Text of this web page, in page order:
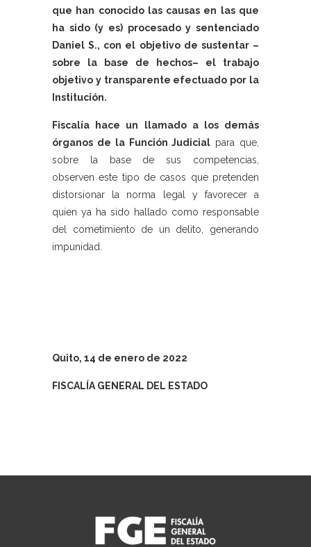
que han conocido las causas en las que
ha sido (y es) procesado y sentenciado
Daniel S., con el objetivo de sustentar –
sobre la base de hechos– el trabajo
objetivo y transparente efectuado por la
Institución.
Fiscalía hace un llamado a los demás
órganos de la Función Judicial para que,
sobre la base de sus competencias,
observen este tipo de casos que pretenden
distorsionar la norma legal y favorecer a
quien ya ha sido hallado como responsable
del cometimiento de un delito, generando
impunidad.
Quito, 14 de enero de 2022
FISCALÍA GENERAL DEL ESTADO